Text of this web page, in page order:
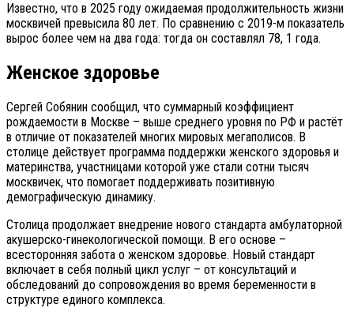
Известно, что в 2025 году ожидаемая продолжительность жизни
москвичей превысила 80 лет. По сравнению с 2019-м показатель
вырос более чем на два года: тогда он составлял 78, 1 года.
Женское здоровье
Сергей Собянин сообщил, что суммарный коэффициент
рождаемости в Москве – выше среднего уровня по РФ и растёт
в отличие от показателей многих мировых мегаполисов. В
столице действует программа поддержки женского здоровья и
материнства, участницами которой уже стали сотни тысяч
москвичек, что помогает поддерживать позитивную
демографическую динамику.
Столица продолжает внедрение нового стандарта амбулаторной
акушерско-гинекологической помощи. В его основе –
всесторонняя забота о женском здоровье. Новый стандарт
включает в себя полный цикл услуг – от консультаций и
обследований до сопровождения во время беременности в
структуре единого комплекса.